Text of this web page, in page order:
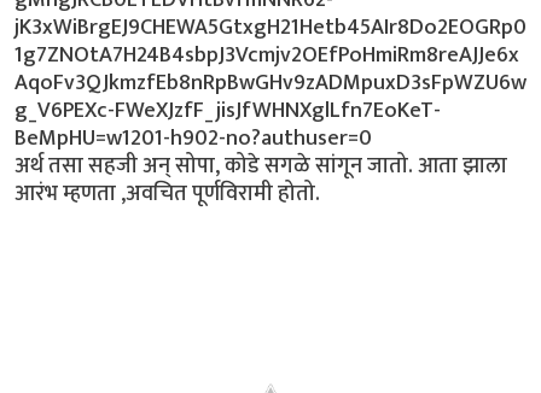
अर्थ तसा सहजी अन् सोपा, कोडे सगळे सांगून जातो. आता झाला
आरंभ म्हणता ,अवचित पूर्णविरामी होतो.